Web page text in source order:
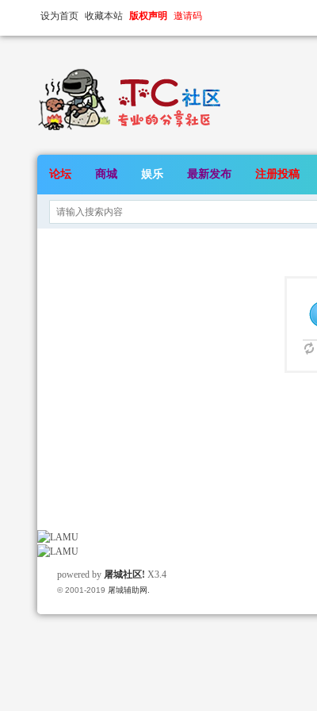
设为首页 收藏本站 版权声明 邀请码
论坛 商城 娱乐 最新发布 注册投稿
powered by 屠城社区! X3.4
© 2001-2019 屠城辅助网.